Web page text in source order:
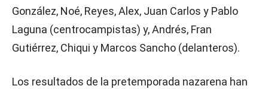
González, Noé, Reyes, Alex, Juan Carlos y Pablo
Laguna (centrocampistas) y, Andrés, Fran
Gutiérrez, Chiqui y Marcos Sancho (delanteros).
Los resultados de la pretemporada nazarena han